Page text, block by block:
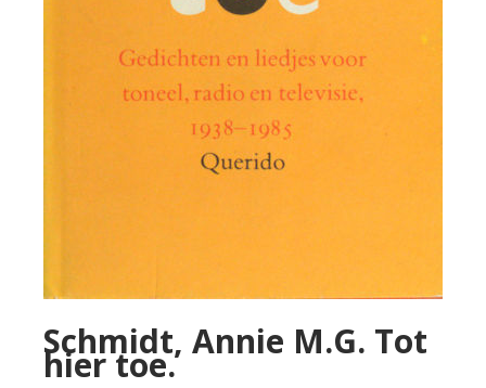
Schmidt, Annie M.G. Tot
hier toe.